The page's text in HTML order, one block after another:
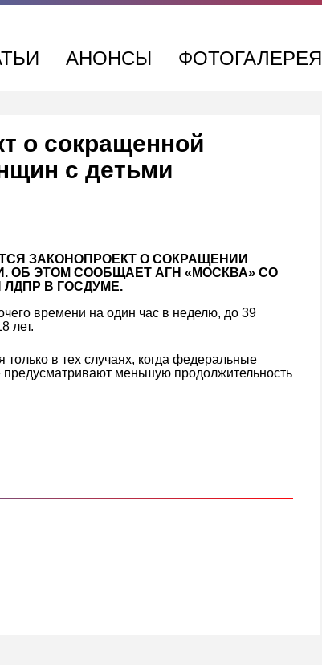
АНОНСЫ ФОТОГАЛЕРЕЯ
о сокращенной
с детьми
ЗАКОНОПРОЕКТ О СОКРАЩЕНИИ
ОБ ЭТОМ СООБЩАЕТ АГН «МОСКВА» СО
ЛДПР В ГОСДУМЕ.
времени на один час в неделю, до 39
лет.
только в тех случаях, когда федеральные
меньшую продолжительность